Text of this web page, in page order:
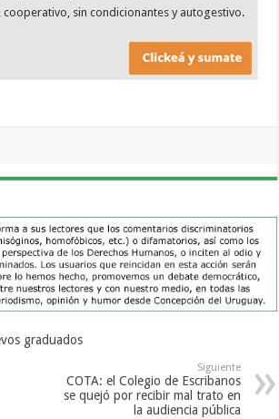
sin condicionantes y autogestivo.
graduados
Siguiente
COTA: el Colegio de Escribanos
se quejó por recibir mal trato en
la audiencia pública